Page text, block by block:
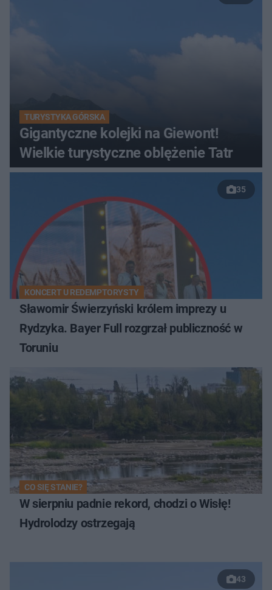
TURYSTYKA GÓRSKA
Gigantyczne kolejki na Giewont!
Wielkie turystyczne oblężenie Tatr
35
KONCERT U REDEMPTORYSTY
Sławomir Świerzyński królem imprezy u
Rydzyka. Bayer Full rozgrzał publiczność w
Toruniu
CO SIĘ STANIE?
W sierpniu padnie rekord, chodzi o Wisłę!
Hydrolodzy ostrzegają
43